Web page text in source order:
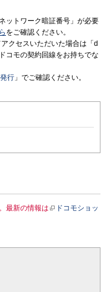
ットワーク暗証番号」が必要
をご確認ください。
クセスいただいた場合は「d
コモの契約回線をお持ちでな
行 」でご確認ください。
最新の情報は
ドコモショッ